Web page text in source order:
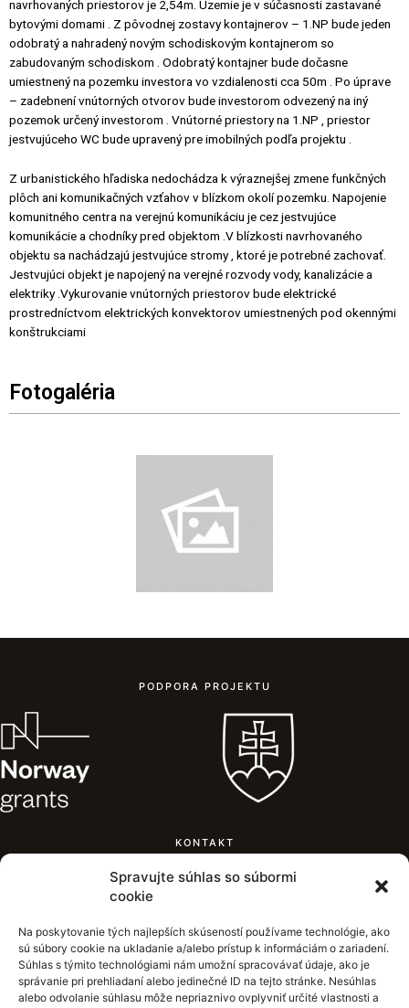
Spravujte súhlas so súbormi
cookie
Na poskytovanie tých najlepších skúseností používame technológie, ako
sú súbory cookie na ukladanie a/alebo prístup k informáciám o zariadení.
Súhlas s týmito technológiami nám umožní spracovávať údaje, ako je
správanie pri prehliadaní alebo jedinečné ID na tejto stránke. Nesúhlas
alebo odvolanie súhlasu môže nepriaznivo ovplyvniť určité vlastnosti a
navrhovaných priestorov je 2,54m. Územie je v súčasnosti zastavané
bytovými domami . Z pôvodnej zostavy kontajnerov – 1.NP bude jeden
odobratý a nahradený novým schodiskovým kontajnerom so
zabudovaným schodiskom . Odobratý kontajner bude dočasne
umiestnený na pozemku investora vo vzdialenosti cca 50m . Po úprave
– zadebnení vnútorných otvorov bude investorom odvezený na iný
pozemok určený investorom . Vnútorné priestory na 1.NP , priestor
jestvujúceho WC bude upravený pre imobilných podľa projektu .
Z urbanistického hľadiska nedochádza k výraznejšej zmene funkčných
plôch ani komunikačných vzťahov v blízkom okolí pozemku. Napojenie
komunitného centra na verejnú komunikáciu je cez jestvujúce
komunikácie a chodníky pred objektom .V blízkosti navrhovaného
objektu sa nachádzajú jestvujúce stromy , ktoré je potrebné zachovať.
Jestvujúci objekt je napojený na verejné rozvody vody, kanalizácie a
elektriky .Vykurovanie vnútorných priestorov bude elektrické
prostredníctvom elektrických konvektorov umiestnených pod okennými
konštrukciami
Fotogaléria
PODPORA PROJEKTU
KONTAKT
Mestský úrad Žilina,
Námestie obetí komunizmu,
+421 41 70 63 111
inkluzia.zilina@zilina.sk